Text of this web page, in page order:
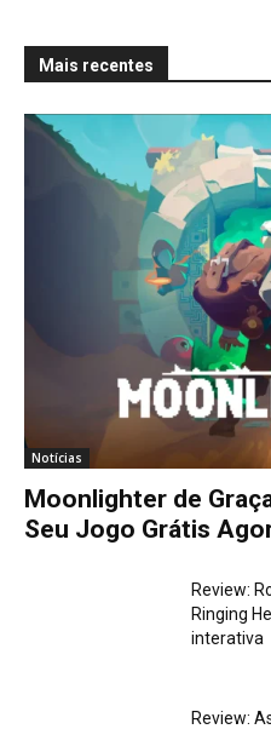
Mais recentes
Notícias
Moonlighter de
Seu Jogo Grátis
Review:
Ringing
interativa
Review: